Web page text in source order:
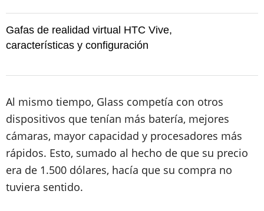
Gafas de realidad virtual HTC Vive,
características y configuración
Al mismo tiempo, Glass competía con otros
dispositivos que tenían más batería, mejores
cámaras, mayor capacidad y procesadores más
rápidos. Esto, sumado al hecho de que su precio
era de 1.500 dólares, hacía que su compra no
tuviera sentido.